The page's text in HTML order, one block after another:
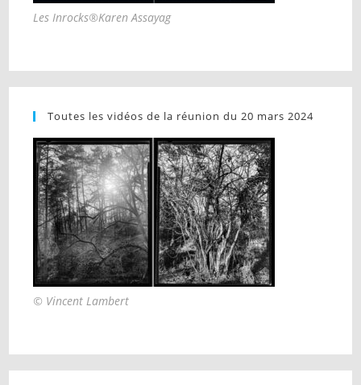
Les Inrocks®Karen Assayag
Toutes les vidéos de la réunion du 20 mars 2024
© Vincent Lambert